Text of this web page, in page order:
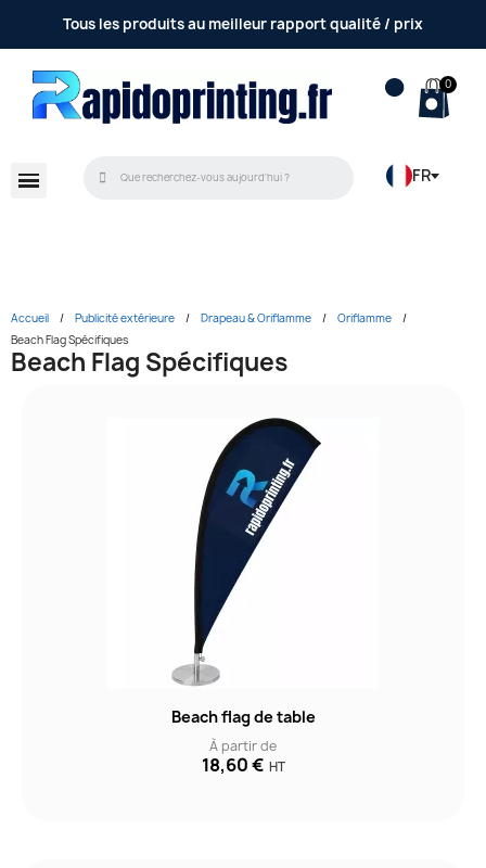
Tous les produits au meilleur rapport qualité / prix
FR
Accueil Publicité extérieure Drapeau & Oriflamme
Oriflamme
Beach Flag Spécifiques
Beach Flag Spécifiques
Beach flag de table
À partir de
18,60 € HT